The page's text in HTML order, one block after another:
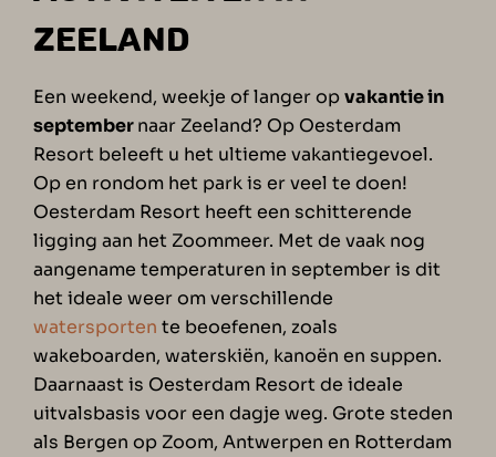
ZEELAND
Een weekend, weekje of langer opvakantie in
septembernaar Zeeland? Op Oesterdam
Resort beleeft u het ultieme vakantiegevoel.
Op en rondom het park is er veel te doen!
Oesterdam Resort heeft een schitterende
ligging aan het Zoommeer. Met de vaak nog
aangename temperaturen in september is dit
het ideale weer om verschillende
watersporten te beoefenen, zoals
wakeboarden, waterskiën, kanoën en suppen.
Daarnaast is Oesterdam Resort de ideale
uitvalsbasis voor een dagje weg. Grote steden
als Bergen op Zoom, Antwerpen en Rotterdam